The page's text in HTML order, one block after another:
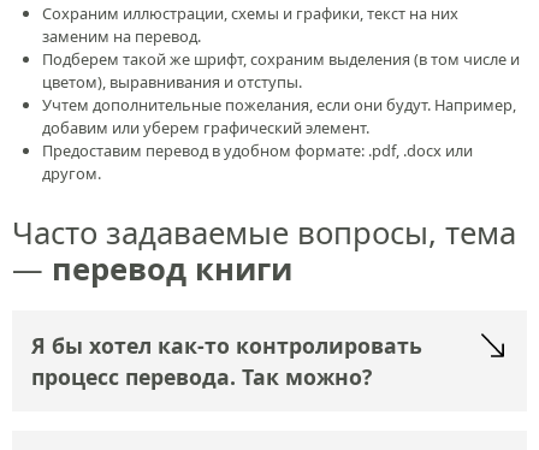
Сохраним иллюстрации, схемы и графики, текст на них
заменим на перевод.
Подберем такой же шрифт, сохраним выделения (в том числе и
цветом), выравнивания и отступы.
Учтем дополнительные пожелания, если они будут. Например,
добавим или уберем графический элемент.
Предоставим перевод в удобном формате: .pdf, .docx или
другом.
Часто задаваемые вопросы, тема
— перевод книги
Я бы хотел как-то контролировать
процесс перевода. Так можно?